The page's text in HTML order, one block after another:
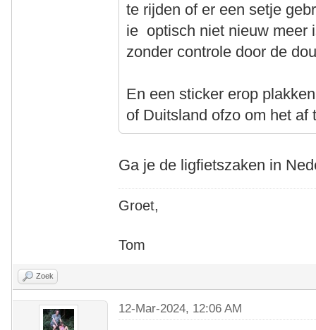
te rijden of er een setje
ie optisch niet nieuw meer
zonder controle door de
En een sticker erop
of Duitsland ofzo om het
Ga je de ligfietszaken in
Groet,
Tom
Zoek
12-Mar-2024, 12:06 AM